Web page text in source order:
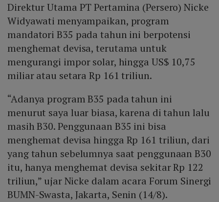
Direktur Utama PT Pertamina (Persero) Nicke
Widyawati menyampaikan, program
mandatori B35 pada tahun ini berpotensi
menghemat devisa, terutama untuk
mengurangi impor solar, hingga US$ 10,75
miliar atau setara Rp 161 triliun.
“Adanya program B35 pada tahun ini
menurut saya luar biasa, karena di tahun lalu
masih B30. Penggunaan B35 ini bisa
menghemat devisa hingga Rp 161 triliun, dari
yang tahun sebelumnya saat penggunaan B30
itu, hanya menghemat devisa sekitar Rp 122
triliun,” ujar Nicke dalam acara Forum Sinergi
BUMN-Swasta, Jakarta, Senin (14/8).